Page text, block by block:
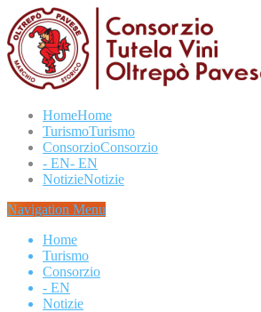
HomeHome
TurismoTurismo
ConsorzioConsorzio
- EN- EN
NotizieNotizie
Navigation Menu
Home
Turismo
Consorzio
- EN
Notizie